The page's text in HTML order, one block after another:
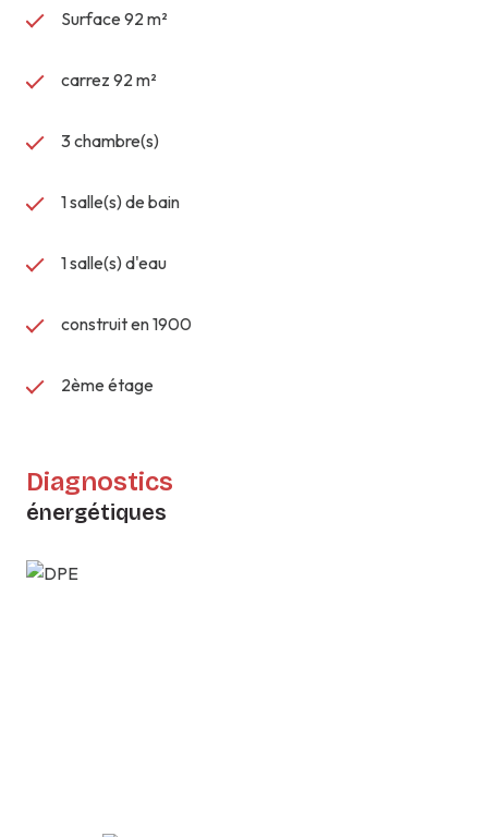
Surface 92 m²
carrez 92 m²
3 chambre(s)
1 salle(s) de bain
1 salle(s) d'eau
construit en 1900
2ème étage
Diagnostics
énergétiques